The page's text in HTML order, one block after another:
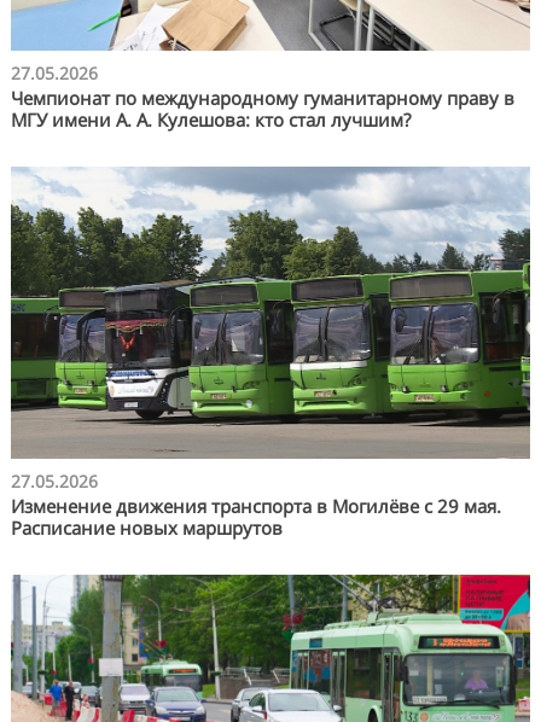
27.05.2026
Чемпионат по международному гуманитарному праву в
МГУ имени А. А. Кулешова: кто стал лучшим?
27.05.2026
Изменение движения транспорта в Могилёве с 29 мая.
Расписание новых маршрутов